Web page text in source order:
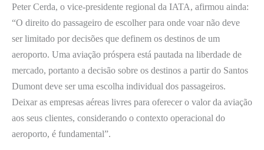
Peter Cerda, o vice-presidente regional da IATA, afirmou ainda:
“O direito do passageiro de escolher para onde voar não deve
ser limitado por decisões que definem os destinos de um
aeroporto. Uma aviação próspera está pautada na liberdade de
mercado, portanto a decisão sobre os destinos a partir do Santos
Dumont deve ser uma escolha individual dos passageiros.
Deixar as empresas aéreas livres para oferecer o valor da aviação
aos seus clientes, considerando o contexto operacional do
aeroporto, é fundamental”.